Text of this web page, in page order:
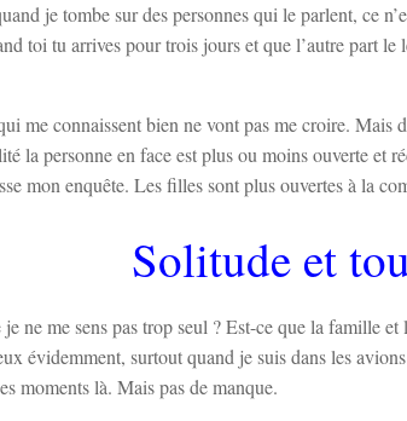
je tombe sur des personnes qui le parlent, ce
toi tu arrives pour trois jours et que l’autre part
me connaissent bien ne vont pas me croire. Mais
la personne en face est plus ou moins ouverte et
mon enquête. Les filles sont plus ouvertes à la
Solitude et
ne me sens pas trop seul ? Est-ce que la famille
évidemment, surtout quand je suis dans les
moments là. Mais pas de manque.